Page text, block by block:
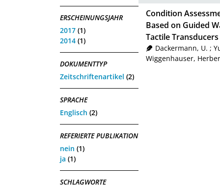
ERSCHEINUNGSJAHR
2017 (1)
2014 (1)
DOKUMENTTYP
Zeitschriftenartikel (2)
SPRACHE
Englisch (2)
REFERIERTE PUBLIKATION
nein (1)
ja (1)
SCHLAGWORTE
Condition
Based on Guided
Tactile
Dackermann, U. ;
Wiggenhauser,